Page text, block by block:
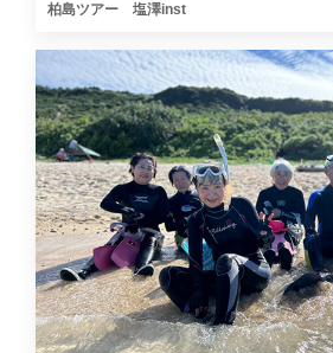
柏島ツアー 塩澤inst